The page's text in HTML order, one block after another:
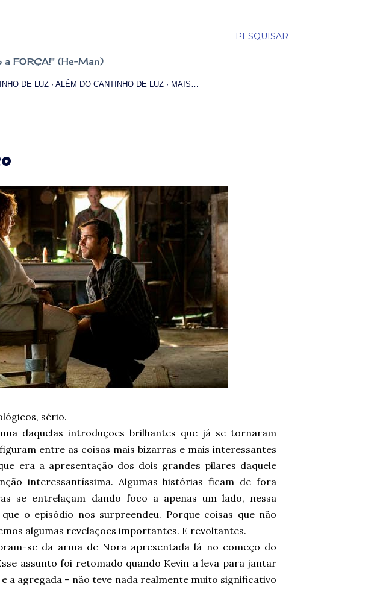
PESQUISAR
a FORÇA!" (He-Man)
DE LUZ ALÉM DO CANTINHO DE LUZ MAIS…
sério.
daquelas introduções brilhantes que já se tornaram
entre as coisas mais bizarras e mais interessantes
era a apresentação dos dois grandes pilares daquele
interessantíssima. Algumas histórias ficam de fora
se entrelaçam dando foco a apenas um lado, nessa
o episódio nos surpreendeu. Porque coisas que não
algumas revelações importantes. E revoltantes.
se da arma de Nora apresentada lá no começo do
assunto foi retomado quando Kevin a leva para jantar
a agregada – não teve nada realmente muito significativo